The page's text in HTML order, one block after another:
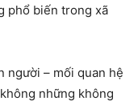
phổ biến trong xã
người – mối quan hệ
những không